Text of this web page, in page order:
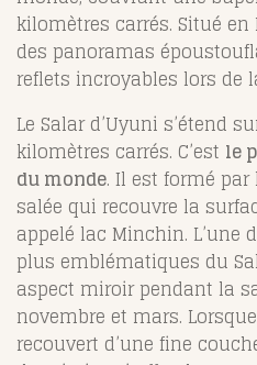
kilomètres carrés. Situé en
des panoramas
reflets incroyables lors de
Le Salar d’Uyuni s’étend
kilomètres carrés. C’est le
du monde. Il est formé par
salée qui recouvre la
appelé lac Minchin. L’une
plus emblématiques du
aspect miroir pendant la
novembre et mars.
recouvert d’une fine